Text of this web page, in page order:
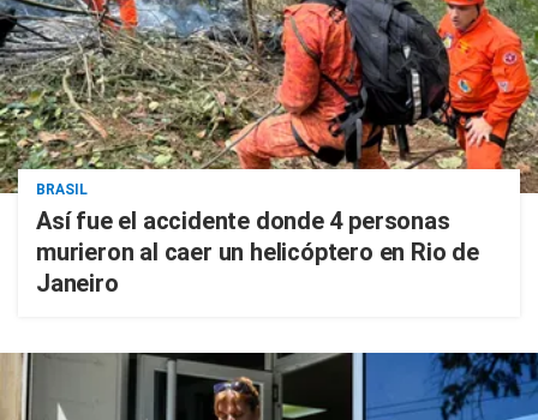
BRASIL
Así fue el accidente donde 4 personas
murieron al caer un helicóptero en Rio de
Janeiro